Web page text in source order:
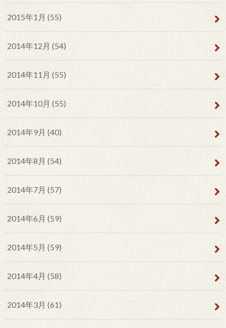
2015年1月 (55)
2014年12月 (54)
2014年11月 (55)
2014年10月 (55)
2014年9月 (40)
2014年8月 (54)
2014年7月 (57)
2014年6月 (59)
2014年5月 (59)
2014年4月 (58)
2014年3月 (61)